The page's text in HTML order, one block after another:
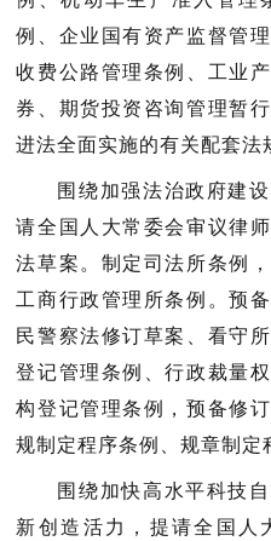
例、企业国有资产监督管
收费公路管理条例、工业
券、期货投资咨询管理暂
进法全面实施的有关配套法
围绕加强法治政府建
请全国人大常委会审议律
法草案。制定司法所条例
工商行政管理所条例。预
民警察法修订草案、看守
登记管理条例、行政裁量
构登记管理条例，预备修
规制定程序条例、规章制定
围绕加快高水平科技
新创造活力， 提请全国人